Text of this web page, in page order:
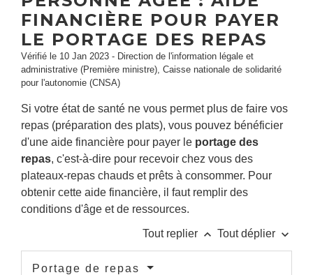
FINANCIÈRE POUR PAYER
LE PORTAGE DES REPAS
Vérifié le 10 Jan 2023 - Direction de l'information légale et
administrative (Première ministre), Caisse nationale de solidarité
pour l'autonomie (CNSA)
Si votre état de santé ne vous permet plus de faire vos
repas (préparation des plats), vous pouvez bénéficier
d'une aide financière pour payer le portage des
repas, c'est-à-dire pour recevoir chez vous des
plateaux-repas chauds et prêts à consommer. Pour
obtenir cette aide financière, il faut remplir des
conditions d'âge et de ressources.
Tout replier keyboard_arrow_up Tout déplier keyboard_arrow_down
Portage de repas